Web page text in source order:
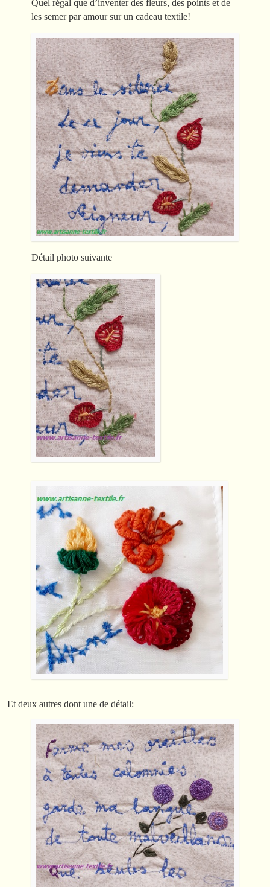
Quel régal que d’inventer des fleurs, des points et de
les semer par amour sur un cadeau textile!
Détail photo suivante
Et deux autres dont une de détail: